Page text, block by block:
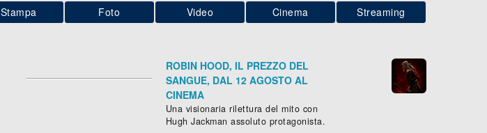
Stampa Foto Video Cinema Streaming
ROBIN HOOD, IL PREZZO DEL
SANGUE, DAL 12 AGOSTO AL
CINEMA
Una visionaria rilettura del mito con
Hugh Jackman assoluto protagonista.